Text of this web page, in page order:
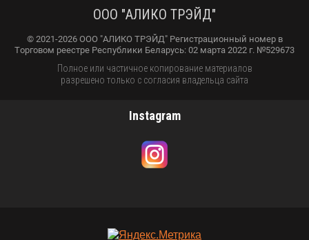
ООО "АЛИКО ТРЭЙД"
© 2021-2026 ООО "АЛИКО ТРЭЙД" Регистрационный номер в
Торговом реестре Республики Беларусь: 02 марта 2022 г. №529673
Полное или частичное копирование материалов
разрешено только с согласия владельца сайта
Instagram